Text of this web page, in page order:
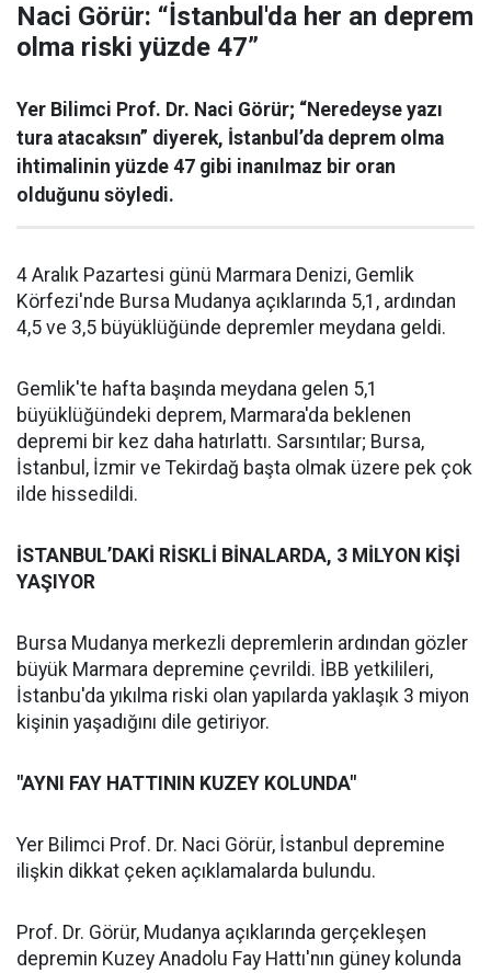
Naci Görür: “İstanbul'da her an deprem
olma riski yüzde 47”
Yer Bilimci Prof. Dr. Naci Görür; “Neredeyse yazı
tura atacaksın” diyerek, İstanbul’da deprem olma
ihtimalinin yüzde 47 gibi inanılmaz bir oran
olduğunu söyledi.
4 Aralık Pazartesi günü Marmara Denizi, Gemlik
Körfezi'nde Bursa Mudanya açıklarında 5,1, ardından
4,5 ve 3,5 büyüklüğünde depremler meydana geldi.
Gemlik'te hafta başında meydana gelen 5,1
büyüklüğündeki deprem, Marmara'da beklenen
depremi bir kez daha hatırlattı. Sarsıntılar; Bursa,
İstanbul, İzmir ve Tekirdağ başta olmak üzere pek çok
ilde hissedildi.
İSTANBUL’DAKİ RİSKLİ BİNALARDA, 3 MİLYON KİŞİ
YAŞIYOR
Bursa Mudanya merkezli depremlerin ardından gözler
büyük Marmara depremine çevrildi. İBB yetkilileri,
İstanbu'da yıkılma riski olan yapılarda yaklaşık 3 miyon
kişinin yaşadığını dile getiriyor.
"AYNI FAY HATTININ KUZEY KOLUNDA"
Yer Bilimci Prof. Dr. Naci Görür, İstanbul depremine
ilişkin dikkat çeken açıklamalarda bulundu.
Prof. Dr. Görür, Mudanya açıklarında gerçekleşen
depremin Kuzey Anadolu Fay Hattı'nın güney kolunda